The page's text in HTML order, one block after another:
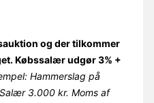
og der tilkommer
Købssalær udgør 3% +
Hammerslag på
3.000 kr. Moms af